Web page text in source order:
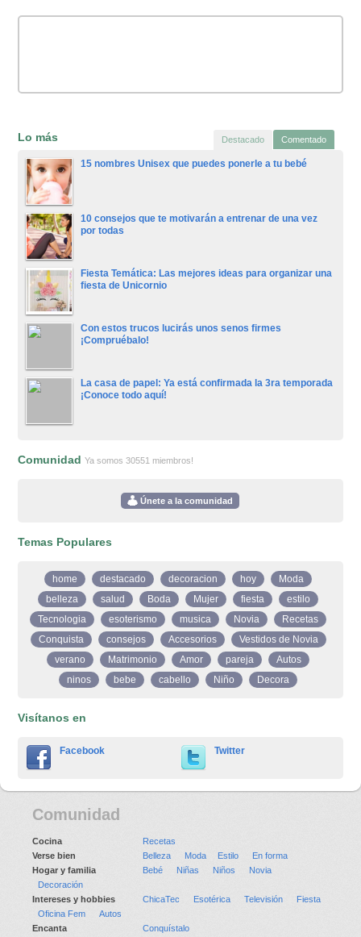
Lo más Destacado Comentado
15 nombres Unisex que puedes ponerle a tu bebé
10 consejos que te motivarán a entrenar de una vez
por todas
Fiesta Temática: Las mejores ideas para organizar una
fiesta de Unicornio
Con estos trucos lucirás unos senos firmes
¡Compruébalo!
La casa de papel: Ya está confirmada la 3ra temporada
¡Conoce todo aquí!
ComunidadYa somos 30551 miembros!
Únete a la comunidad
Temas Populares
home destacado decoracion hoy
Moda
belleza
salud Boda Mujer fiesta
estilo
Tecnologia
esoterismo musica Novia
Recetas
Conquista
consejos Accesorios
Vestidos de Novia
verano
Matrimonio Amor pareja
Autos
ninos
bebe cabello Niño Decora
Visítanos en
Facebook Twitter
Comunidad
Cocina
Recetas
Verse bien
Belleza Moda Estilo
En forma
Hogar y familia
Bebé Niñas Niños
Novia
Decoración
Intereses y hobbies
ChicaTec Esotérica Televisión
Fiesta
Oficina Fem
Autos
Encanta
Conquístalo